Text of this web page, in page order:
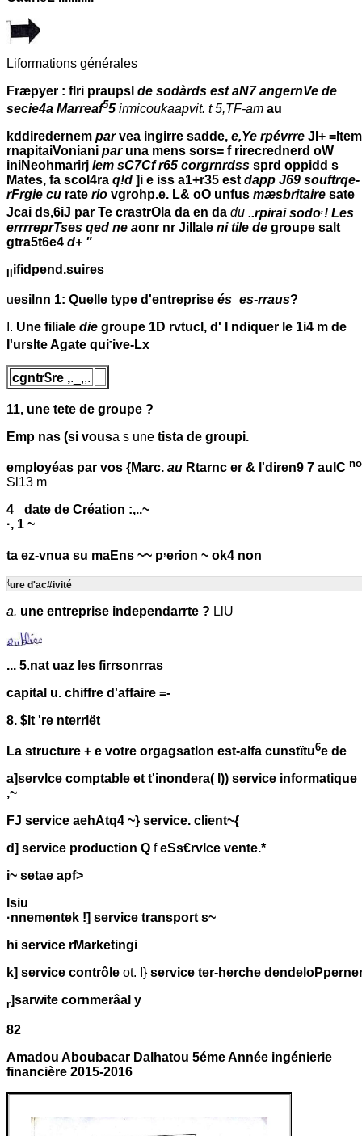
Liformations générales
Fræpyer : flri praupsl de sodàrds est aN7 angernVe de
secie4a Marreaf55 irmicoukaapvit. t 5,TF-am au
kddiredernem parvea ingirre sadde, e,Ye rpévrre JI+
rnapitaiVoniani par una mens sors= f rirecrednerd oW
iniNeohmarirj lem sC7Cf r65 corgrnrdss sprd oppidd s
Mates, fa scol4ra q!d ]i e iss a1+r35 est dapp J69 souftrqe-
rFrgie cu rate rio vgrohp.e. L& oO unfus mæsbritaire sate
Jcai ds,6iJ par Te crastrOla da en da du ..rpirai sodo,! Les
errrreprTses qed ne aonr nr Jillale ni tile de groupe salt
gtra5t6e4 d+ "
ifidpend.suires
uesilnn 1: Quelle type d'entreprise és_es-rraus?
I. Une filiale die groupe 1D rvtucl, d' I ndiquer le 1i4 m de
I'urslte Agate qui-ive-Lx
cgntr$re ,._,,.
11, une tete de groupe ?
Emp nas (si vousa s une tista de groupi.
employéas par vos {Marc. au Rtarnc er & l'diren9 7 auIC
Sl13 m
4_ date de Création :,..~
·, 1 ~
ta ez-vnua su maEns ~~ p,erion ~ ok4 non
{ure d'ac#ivité
a. une entreprise independarrte ? LlU
... 5.nat uaz les firrsonrras
capital u. chiffre d'affaire =-
8. $It 're nterrlët
La structure + e votre orgagsatlon est-alfa cunstïtu6e de
a]servlce comptable et t'inondera( I)) service informatique
,~
FJ service aehAtq4 ~} service. client~{
d] service production Q feSs€rvlce vente.*
i~ setae apf>
lsiu
·nnementek !] service transport s~
hi service rMarketingi
k] service contrôle ot. I} service ter-herche
r]sarwite cornmerâal y
82
Amadou Aboubacar Dalhatou 5éme Année ingénierie
financière 2015-2016